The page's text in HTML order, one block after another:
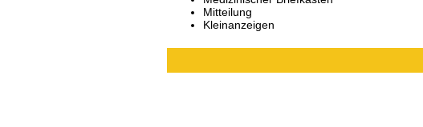
Mitteilung
Kleinanzeigen